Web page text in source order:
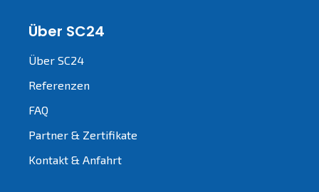
Über SC24
Über SC24
Referenzen
FAQ
Partner & Zertifikate
Kontakt & Anfahrt